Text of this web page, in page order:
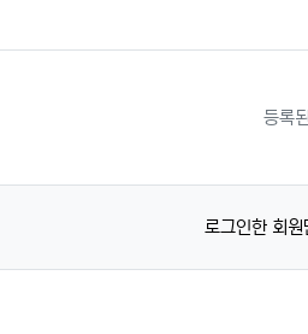
등록
로그인한 회